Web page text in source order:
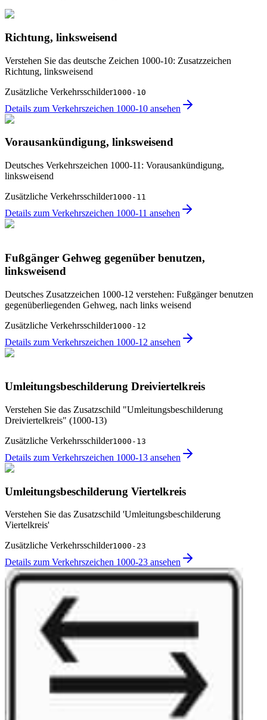
Richtung, linksweisend
Verstehen Sie das deutsche Zeichen 1000-10: Zusatzzeichen
Richtung, linksweisend
Zusätzliche Verkehrsschilder1000-10
Details zum Verkehrszeichen 1000-10 ansehen
Vorausankündigung, linksweisend
Deutsches Verkehrszeichen 1000-11: Vorausankündigung,
linksweisend
Zusätzliche Verkehrsschilder1000-11
Details zum Verkehrszeichen 1000-11 ansehen
Fußgänger Gehweg gegenüber benutzen,
linksweisend
Deutsches Zusatzzeichen 1000-12 verstehen: Fußgänger benutzen
gegenüberliegenden Gehweg, nach links weisend
Zusätzliche Verkehrsschilder1000-12
Details zum Verkehrszeichen 1000-12 ansehen
Umleitungsbeschilderung Dreiviertelkreis
Verstehen Sie das Zusatzschild "Umleitungsbeschilderung
Dreiviertelkreis" (1000-13)
Zusätzliche Verkehrsschilder1000-13
Details zum Verkehrszeichen 1000-13 ansehen
Umleitungsbeschilderung Viertelkreis
Verstehen Sie das Zusatzschild 'Umleitungsbeschilderung
Viertelkreis'
Zusätzliche Verkehrsschilder1000-23
Details zum Verkehrszeichen 1000-23 ansehen